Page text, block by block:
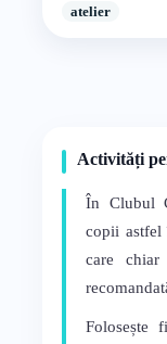
atelier
Activități
În Clubul
copii astfel
care
Folosește